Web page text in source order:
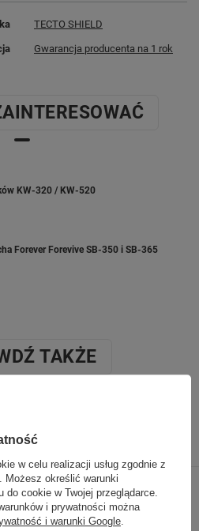
TECTO SHIELD
Gwarancja producenta na 1 rok
KW-320 / KW-520
Forever Forevive SB-350 i SB-365
TAKŻE
Następny z tej kategorii
w celu realizacji usług zgodnie z
. Możesz określić warunki
do cookie w Twojej przeglądarce.
i prywatności można
i warunki Google.